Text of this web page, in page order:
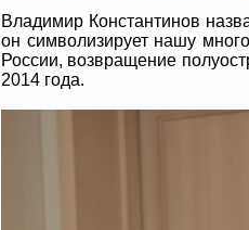
Владимир Константинов
он символизирует нашу
России, возвращение
2014 года.